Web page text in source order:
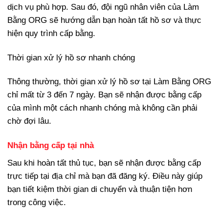
dịch vụ phù hợp. Sau đó, đội ngũ nhân viên của Làm
Bằng ORG sẽ hướng dẫn bạn hoàn tất hồ sơ và thực
hiện quy trình cấp bằng.
Thời gian xử lý hồ sơ nhanh chóng
Thông thường, thời gian xử lý hồ sơ tại Làm Bằng ORG
chỉ mất từ 3 đến 7 ngày. Bạn sẽ nhận được bằng cấp
của mình một cách nhanh chóng mà không cần phải
chờ đợi lâu.
Nhận bằng cấp tại nhà
Sau khi hoàn tất thủ tục, bạn sẽ nhận được bằng cấp
trực tiếp tại địa chỉ mà bạn đã đăng ký. Điều này giúp
bạn tiết kiệm thời gian di chuyển và thuận tiện hơn
trong công việc.